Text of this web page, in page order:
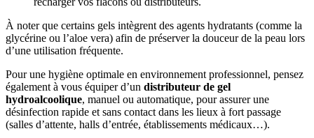
À noter que certains gels intègrent des agents hydratants (comme la
glycérine ou l’aloe vera) afin de préserver la douceur de la peau lors
d’une utilisation fréquente.
Pour une hygiène optimale en environnement professionnel, pensez
également à vous équiper d’un distributeur de gel
hydroalcoolique, manuel ou automatique, pour assurer une
désinfection rapide et sans contact dans les lieux à fort passage
(salles d’attente, halls d’entrée, établissements médicaux…).